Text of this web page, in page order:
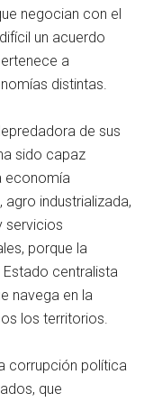
negocian con el
un acuerdo
a
distintas.
de sus
sido capaz
economía
industrializada,
servicios
porque la
centralista
navega en la
los territorios.
corrupción política
que